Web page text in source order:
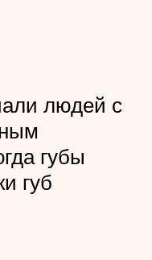
людей с
губы
губ